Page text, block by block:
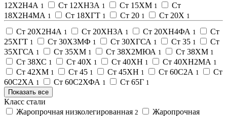
12Х2Н4А 1 Ст 12ХН3А 1 Ст 15ХМ 1
Ст
18Х2Н4МА 1 Ст 18ХГТ 1 Ст 20 1 Ст 20Х 1
Ст 20Х2Н4А 1 Ст 20ХН3А 1 Ст 20ХН4ФА 1
Ст
25ХГТ 1 Ст 30Х3МФ 1 Ст 30ХГСА 1 Ст 35 1
Ст
35ХГСА 1 Ст 35ХМ 1 Ст 38Х2МЮА 1 Ст 38ХМ 1
Ст 38ХС 1 Ст 40Х 1 Ст 40ХН 1 Ст 40ХН2МА 1
Ст 42ХМ 1 Ст 45 1 Ст 45ХН 1 Ст 60С2А 1
Ст
60С2ХА 1 Ст 60С2ХФА 1 Ст 65Г 1
Показать все
Класс стали
Жаропрочная низколегированная 2 Жаропрочная